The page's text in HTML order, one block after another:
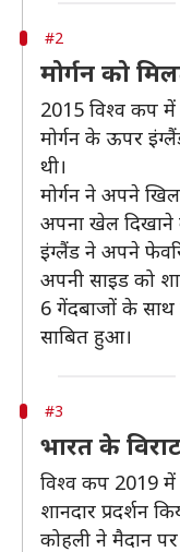
#2
मोर्गन को
2015 विश्व कप में
मोर्गन के ऊपर
थी।
मोर्गन ने अपने
अपना खेल दिखाने
इंग्लैंड ने अपने
अपनी साइड को
6 गेंदबाजों के साथ
साबित हुआ।
#3
भारत के
विश्व कप 2019
शानदार प्रदर्शन
कोहली ने मैदान